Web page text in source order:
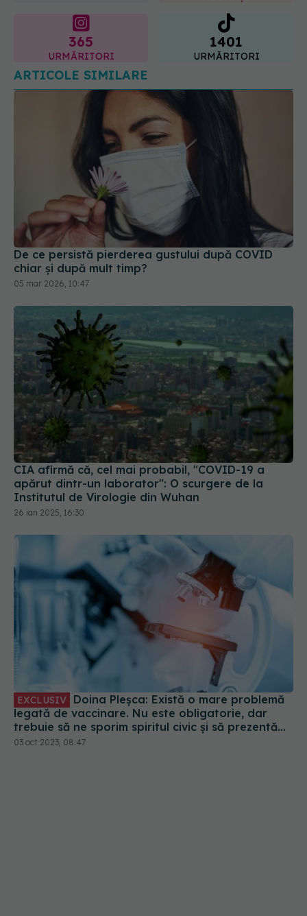
365
URMĂRITORI
1401
URMĂRITORI
ARTICOLE SIMILARE
De ce persistă pierderea gustului după COVID
chiar și după mult timp?
05 mar 2026, 10:47
CIA afirmă că, cel mai probabil, "COVID-19 a
apărut dintr-un laborator": O scurgere de la
Institutul de Virologie din Wuhan
26 ian 2025, 16:30
EXCLUSIV
legată de vaccinare. Nu este obligatorie, dar
trebuie să ne sporim spiritul civic și să prezentăm
corect minusurile și plusurile fiecărui vaccin
03 oct 2023, 08:47